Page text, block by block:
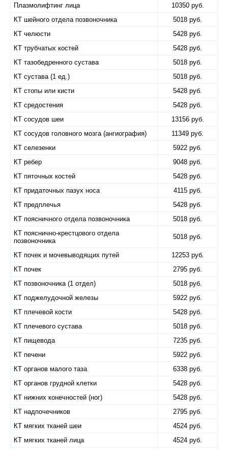
Плазмолифтинг лица
10350 руб.
КТ шейного отдела позвоночника
5018 руб.
КТ челюсти
5428 руб.
КТ трубчатых костей
5428 руб.
КТ тазобедренного сустава
5018 руб.
КТ сустава (1 ед.)
5018 руб.
КТ стопы или кисти
5428 руб.
КТ средостения
5428 руб.
КТ сосудов шеи
13156 руб.
КТ сосудов головного мозга (ангиография)
11349 руб.
КТ селезенки
5922 руб.
КТ ребер
9048 руб.
КТ пяточных костей
5428 руб.
КТ придаточных пазух носа
4115 руб.
КТ предплечья
5428 руб.
КТ поясничного отдела позвоночника
5018 руб.
КТ пояснично-крестцового отдела
позвоночника
5018 руб.
КТ почек и мочевыводящих путей
12253 руб.
КТ почек
2795 руб.
КТ позвоночника (1 отдел)
5018 руб.
КТ поджелудочной железы
5922 руб.
КТ плечевой кости
5428 руб.
КТ плечевого сустава
5018 руб.
КТ пищевода
7235 руб.
КТ печени
5922 руб.
КТ органов малого таза
6338 руб.
КТ органов грудной клетки
5428 руб.
КТ нижних конечностей (ног)
5428 руб.
КТ надпочечников
2795 руб.
КТ мягких тканей шеи
4524 руб.
КТ мягких тканей лица
4524 руб.